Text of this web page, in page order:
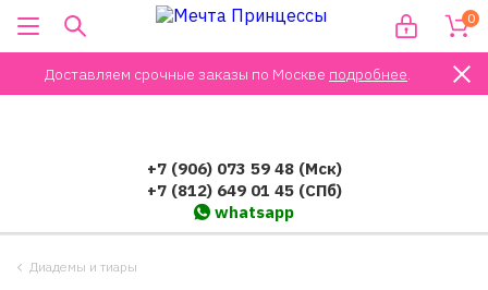
Доставляем срочные заказы по Москве подробнее.
0
+7 (906) 073 59 48 (Мск)
+7 (812) 649 01 45 (СПб)
whatsapp
Диадемы и тиары